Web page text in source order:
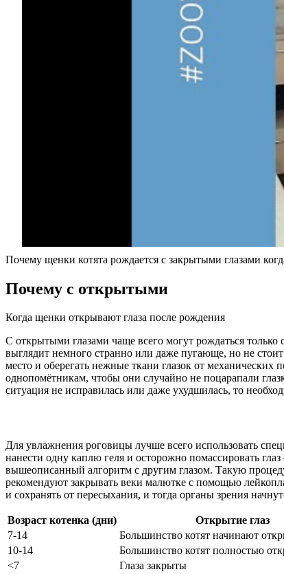
Почему щенки котята рождается с закрытыми глазами
Почему с открытыми
Когда щенки открывают глаза после рождения
С открытыми глазами чаще всего могут рождаться
выглядит немного странно или даже пугающе, но не
место и оберегать нежные ткани глазок от
однопомётникам, чтобы они случайно не поцарапали
ситуация не исправилась или даже ухудшилась, то
Для увлажнения роговицы лучше всего использовать
нанести одну каплю геля и осторожно помассировать
вышеописанный алгоритм с другим глазом. Такую
рекомендуют закрывать веки малютке с помощью
и сохранять от пересыхания, и тогда органы зрения
Возраст котенка (дни) Открытие глаз
7-14
Большинство котят начинают
10-14
Большинство котят полностью
<7
Глаза закрыты